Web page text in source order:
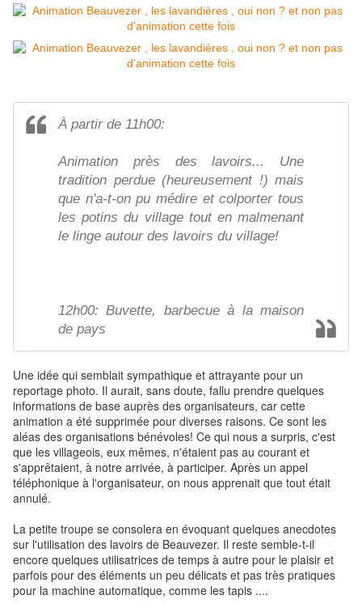
À partir de 11h00:
Animation près des lavoirs... Une
tradition perdue (heureusement !) mais
que n'a-t-on pu médire et colporter tous
les potins du village tout en malmenant
le linge autour des lavoirs du village!
12h00: Buvette, barbecue à la maison
de pays
Une idée qui semblait sympathique et attrayante pour un
reportage photo. Il aurait, sans doute, fallu prendre quelques
informations de base auprès des organisateurs, car cette
animation a été supprimée pour diverses raisons. Ce sont les
aléas des organisations bénévoles! Ce qui nous a surpris, c'est
que les villageois, eux mêmes, n'étaient pas au courant et
s'apprêtaient, à notre arrivée, à participer. Après un appel
téléphonique à l'organisateur, on nous apprenait que tout était
annulé.
La petite troupe se consolera en évoquant quelques anecdotes
sur l'utilisation des lavoirs de Beauvezer. Il reste semble-t-il
encore quelques utilisatrices de temps à autre pour le plaisir et
parfois pour des éléments un peu délicats et pas très pratiques
pour la machine automatique, comme les tapis ....